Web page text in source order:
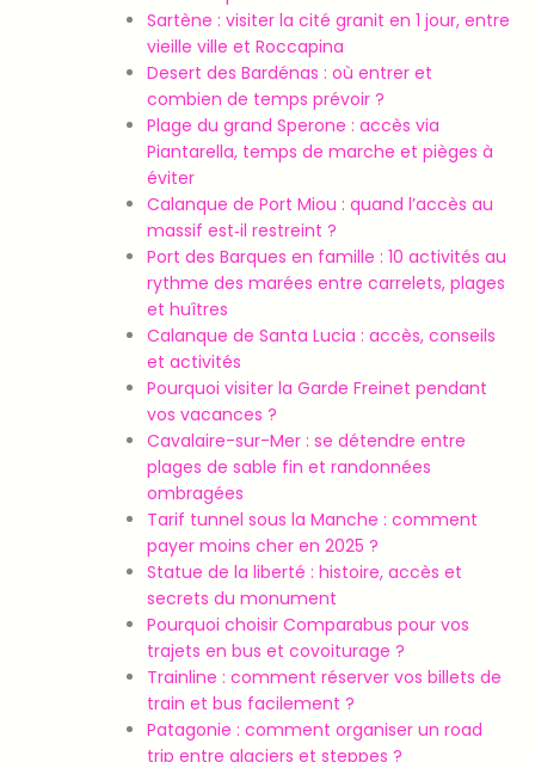
Sartène : visiter la cité granit en 1 jour, entre
vieille ville et Roccapina
Desert des Bardénas : où entrer et
combien de temps prévoir ?
Plage du grand Sperone : accès via
Piantarella, temps de marche et pièges à
éviter
Calanque de Port Miou : quand l’accès au
massif est‑il restreint ?
Port des Barques en famille : 10 activités au
rythme des marées entre carrelets, plages
et huîtres
Calanque de Santa Lucia : accès, conseils
et activités
Pourquoi visiter la Garde Freinet pendant
vos vacances ?
Cavalaire-sur-Mer : se détendre entre
plages de sable fin et randonnées
ombragées
Tarif tunnel sous la Manche : comment
payer moins cher en 2025 ?
Statue de la liberté : histoire, accès et
secrets du monument
Pourquoi choisir Comparabus pour vos
trajets en bus et covoiturage ?
Trainline : comment réserver vos billets de
train et bus facilement ?
Patagonie : comment organiser un road
trip entre glaciers et steppes ?